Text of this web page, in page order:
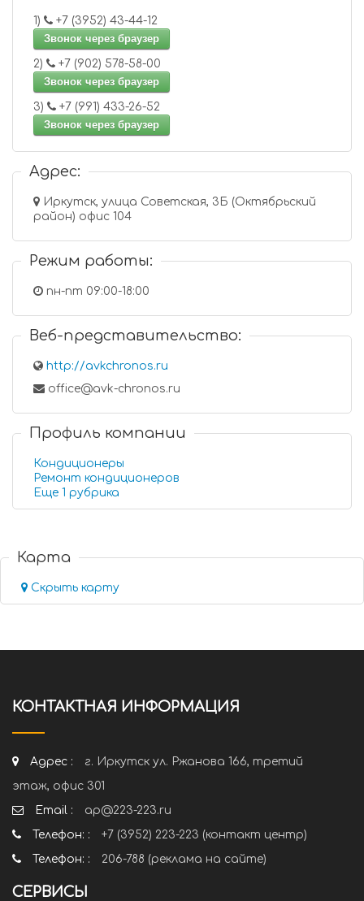
1)
+7 (3952) 43-44-12
Звонок через браузер
2)
+7 (902) 578-58-00
Звонок через браузер
3)
+7 (991) 433-26-52
Звонок через браузер
Адрес:
Иркутск, улица Советская, 3Б (Октябрьский
район) офис 104
Режим работы:
пн-пт 09:00-18:00
Веб-представительство:
http://avkchronos.ru
office@avk-chronos.ru
Профиль компании
Кондиционеры
Ремонт кондиционеров
Еще 1 рубрика
Карта
Скрыть карту
КОНТАКТНАЯ ИНФОРМАЦИЯ
Адрес :
г. Иркутск ул. Ржанова 166, третий
этаж, офис 301
Email :
ap@223-223.ru
Телефон: :
+7 (3952) 223-223 (контакт центр)
Телефон: :
206-788 (реклама на сайте)
СЕРВИСЫ